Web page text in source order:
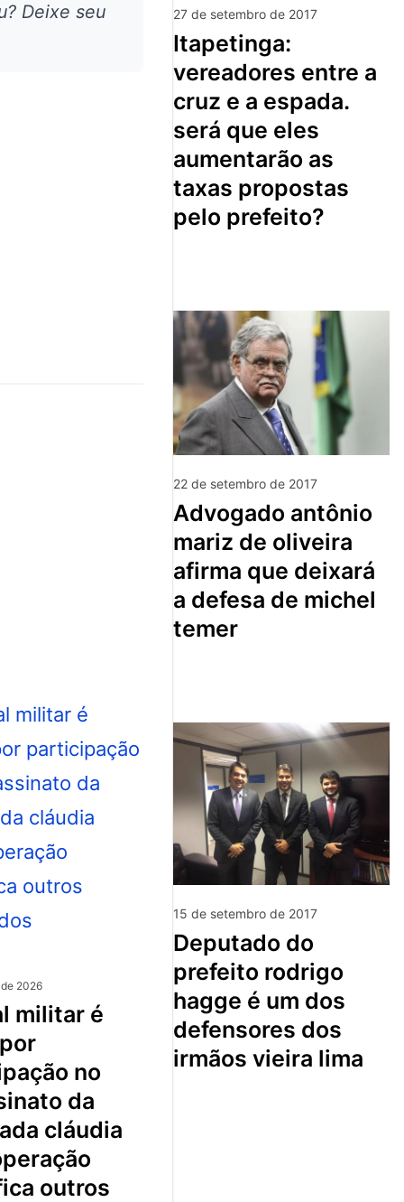
Deixe seu
2026
no
da
cláudia
outros
27 de setembro de 2017
itapetinga:
vereadores entre a
cruz e a espada.
será que eles
aumentarão as
taxas propostas
pelo prefeito?
22 de setembro de 2017
advogado antônio
mariz de oliveira
afirma que deixará
a defesa de michel
temer
15 de setembro de 2017
deputado do
prefeito rodrigo
hagge é um dos
defensores dos
irmãos vieira lima